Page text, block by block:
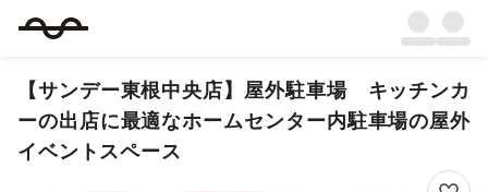
【サンデー東根中央店】屋外駐車場 キッチンカ
ーの出店に最適なホームセンター内駐車場の屋外
イベントスペース